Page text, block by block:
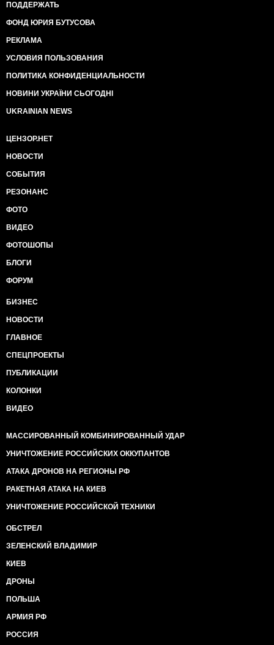
ПОДДЕРЖАТЬ
ФОНД ЮРИЯ БУТУСОВА
РЕКЛАМА
УСЛОВИЯ ПОЛЬЗОВАНИЯ
ПОЛИТИКА КОНФИДЕНЦИАЛЬНОСТИ
НОВИНИ УКРАЇНИ СЬОГОДНІ
UKRAINIAN NEWS
ЦЕНЗОР.НЕТ
НОВОСТИ
СОБЫТИЯ
РЕЗОНАНС
ФОТО
ВИДЕО
ФОТОШОПЫ
БЛОГИ
ФОРУМ
БИЗНЕС
НОВОСТИ
ГЛАВНОЕ
СПЕЦПРОЕКТЫ
ПУБЛИКАЦИИ
КОЛОНКИ
ВИДЕО
МАССИРОВАННЫЙ КОМБИНИРОВАННЫЙ УДАР
УНИЧТОЖЕНИЕ РОССИЙСКИХ ОККУПАНТОВ
АТАКА ДРОНОВ НА РЕГИОНЫ РФ
РАКЕТНАЯ АТАКА НА КИЕВ
УНИЧТОЖЕНИЕ РОССИЙСКОЙ ТЕХНИКИ
ОБСТРЕЛ
ЗЕЛЕНСКИЙ ВЛАДИМИР
КИЕВ
ДРОНЫ
ПОЛЬША
АРМИЯ РФ
РОССИЯ